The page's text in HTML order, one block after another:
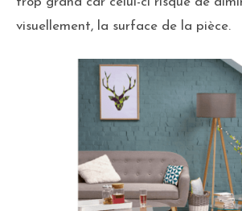
visuellement, la surface de la pièce.